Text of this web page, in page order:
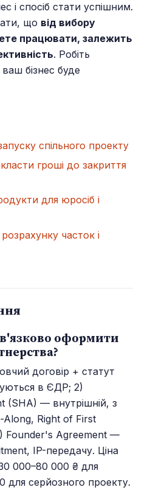
і спосіб стати успішним.
що від вибору
працювати, залежить
. Робіть
ваш бізнес буде
спільного проекту
гроші до закриття
для юросіб і
часток і
оформити
договір + статут
в ЄДР; 2)
(SHA) — внутрішній, з
Along, Right of First
Founder's Agreement —
IP-передачу. Ціна
000–80 000 ₴ для
для серйозного проекту.